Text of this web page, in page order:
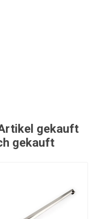
gekauft
gekauft